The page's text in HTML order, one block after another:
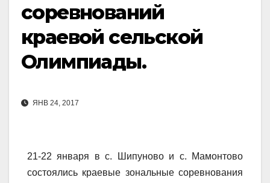
соревнований
краевой сельской
Олимпиады.
ЯНВ 24, 2017
21-22 января в с. Шипуново и с. Мамонтово
состоялись краевые зональные соревнования